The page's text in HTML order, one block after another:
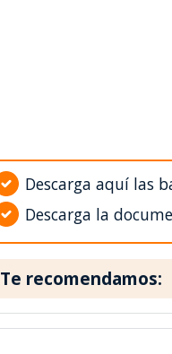
Descarga aquí las
Descarga la
Te recomendamos: